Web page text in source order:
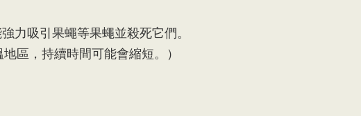
力吸引果蠅等果蠅並殺死它們。
區，持續時間可能會縮短。）